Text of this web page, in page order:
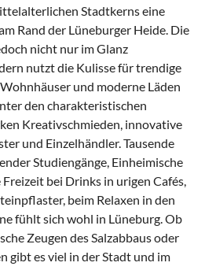
Stadtkerns eine
Rand der Lüneburger Heide. Die
nicht nur im Glanz
nutzt die Kulisse für trendige
und moderne Läden
den charakteristischen
Kreativschmieden, innovative
und Einzelhändler. Tausende
Studiengänge, Einheimische
bei Drinks in urigen Cafés,
beim Relaxen in den
fühlt sich wohl in Lüneburg. Ob
Zeugen des Salzabbaus oder
gibt es viel in der Stadt und im